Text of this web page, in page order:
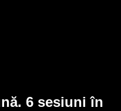
6 sesiuni în